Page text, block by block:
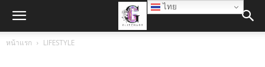
หน้าแรก LIFESTYLE
ไทย